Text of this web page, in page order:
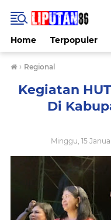
Home Terpopuler
› Regional
Kegiatan
Di
Minggu, 15